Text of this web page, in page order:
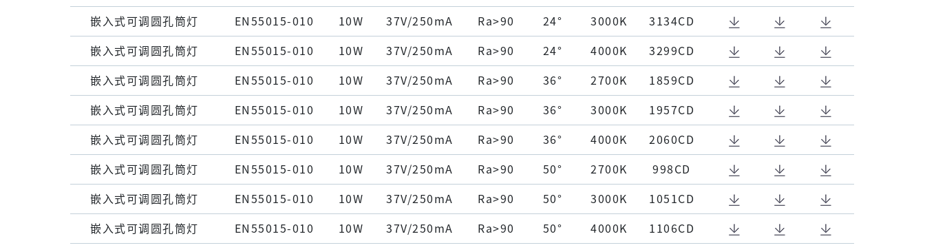
嵌⼊式可调圆孔筒灯 EN55015-010 10W 37V/250mA Ra>90 24° 3000K 3134CD
嵌⼊式可调圆孔筒灯 EN55015-010 10W 37V/250mA Ra>90 24° 4000K 3299CD
嵌⼊式可调圆孔筒灯 EN55015-010 10W 37V/250mA Ra>90 36° 2700K 1859CD
嵌⼊式可调圆孔筒灯 EN55015-010 10W 37V/250mA Ra>90 36° 3000K 1957CD
嵌⼊式可调圆孔筒灯 EN55015-010 10W 37V/250mA Ra>90 36° 4000K 2060CD
嵌⼊式可调圆孔筒灯 EN55015-010 10W 37V/250mA Ra>90 50° 2700K 998CD
嵌⼊式可调圆孔筒灯 EN55015-010 10W 37V/250mA Ra>90 50° 3000K 1051CD
嵌⼊式可调圆孔筒灯 EN55015-010 10W 37V/250mA Ra>90 50° 4000K 1106CD